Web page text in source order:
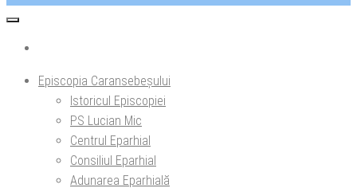
Episcopia Caransebeșului
Istoricul Episcopiei
PS Lucian Mic
Centrul Eparhial
Consiliul Eparhial
Adunarea Eparhială